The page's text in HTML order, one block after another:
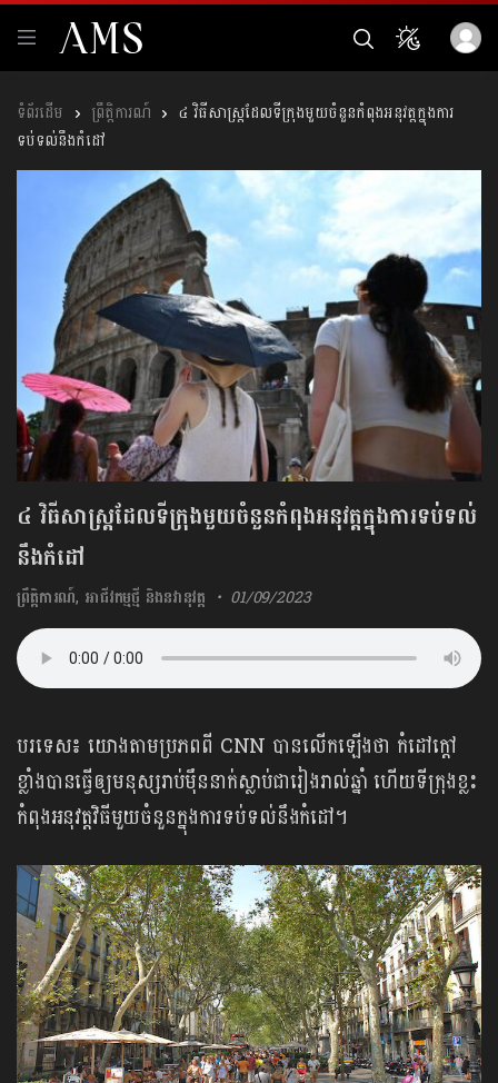
ព្រឹត្តិការណ៍
៤ វិធីសាស្ត្រដែលទីក្រុងមួយចំនួនកំពុងអនុវត្តក្នុងការ
ទប់ទល់នឹងកំដៅ
៤ វិធីសាស្ត្រដែលទីក្រុងមួយចំនួនកំពុងអនុវត្តក្នុងការទប់ទល់
នឹងកំដៅ
ព្រឹត្តិការណ៍, អាជីវកម្មថ្មី និងនវានុវត្ត 01/09/2023
បរទេស៖ យោងតាមប្រភពពី CNN បានលើកឡើងថា កំដៅក្តៅ
ខ្លាំងបានធ្វើឲ្យមនុស្សរាប់ម៉ឹននាក់ស្លាប់ជារៀងរាល់ឆ្នាំ ហើយទីក្រុងខ្លះ​
កំពុងអនុវត្តវិធីមួយចំនួនក្នុងការទប់ទល់នឹងកំដៅ។